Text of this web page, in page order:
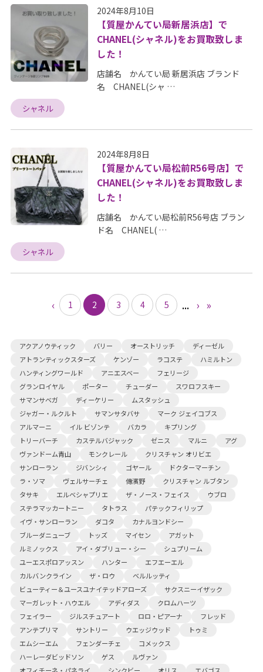
2024年8月10日
【質屋かんてい局新居浜店】で
CHANEL(シャネル)をお買取致しま
した！
店舗名 かんてい局 新居浜店 ブランド
名 CHANEL(シャ …
シャネル
2024年8月8日
【質屋かんてい局松前R56号店】で
CHANEL(シャネル)をお買取致しま
した！
店舗名 かんてい局松前R56号店 ブラン
ド名 CHANEL( …
シャネル
‹ 1 2 3 4 5 ... › »
アクアノウティック バリー オーストリッチ
ディーゼル
アトランティックスターズ
ケンゾー ラコステ
ハミルトン
ハンティングワールド
アニエスベー
フェリージ
グランロイヤル
ポーター チューダー
スワロフスキー
サマンサベガ
ディーケリー
ムスタッシュ
ジャガー・ルクルト
サマンサタバサ
マーク ジェイコブス
アルマーニ
イル ビゾンテ バカラ
キプリング
トリーバーチ
カステルバジャック ゼニス マルニ
アグ
ヴァンドーム青山
モンクレール
クリスチャン オリビエ
サンローラン
ジバンシィ ゴヤール
ドクターマーチン
ラ・ソマ
ヴェルサーチェ 傳濱野
クリスチャン ルブタン
タサキ
エルベシャプリエ ザ・ノース・フェイス
ウブロ
ステラマッカートニー
タトラス
パテックフィリップ
イヴ・サンローラン
ダコタ
カナルヨンドシー
ブルーダニューブ
トッズ マイセン
アガット
ルミノックス
アイ・ダブリュー・シー
シュプリーム
ユーエスポロアッスン
ハンター
エフエーエル
カルバンクライン
ザ・ロウ
ベルルッティ
ビューティー＆ユースユナイテッドアローズ
サクスニーイザック
マーガレット・ハウエル
アディダス
クロムハーツ
フェイラー
ジルスチュアート ロロ・ピアーナ
フレッド
アンテプリマ
サントリー ウエッジウッド
トゥミ
エムシーエム
フェンダーチェ
コメックス
ハーレーダビッドソン
ゲス
ルヴァン